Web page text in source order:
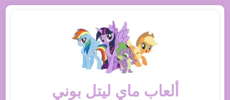
ألعاب ماي ليتل بوني